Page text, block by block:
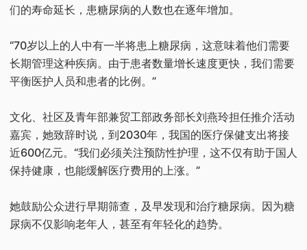
们的寿命延长，患糖尿病的人数也在逐年增加。
“70岁以上的人中有一半将患上糖尿病，这意味着他们需要
长期管理这种疾病。由于患者数量增长速度更快，我们需要
平衡医护人员和患者的比例。”
文化、社区及青年部兼贸工部政务部长刘燕玲担任推介活动
嘉宾，她致辞时说，到2030年，我国的医疗保健支出将接
近600亿元。“我们必须关注预防性护理，这不仅有助于国人
保持健康，也能缓解医疗费用的上涨。”
她鼓励公众进行早期筛查，及早发现和治疗糖尿病。因为糖
尿病不仅影响老年人，甚至有年轻化的趋势。